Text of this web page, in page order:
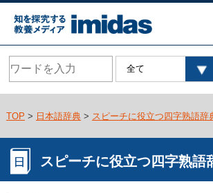
TOP > 日本語辞典> スピーチに役立つ四字熟語辞
スピーチに役立つ四字熟語